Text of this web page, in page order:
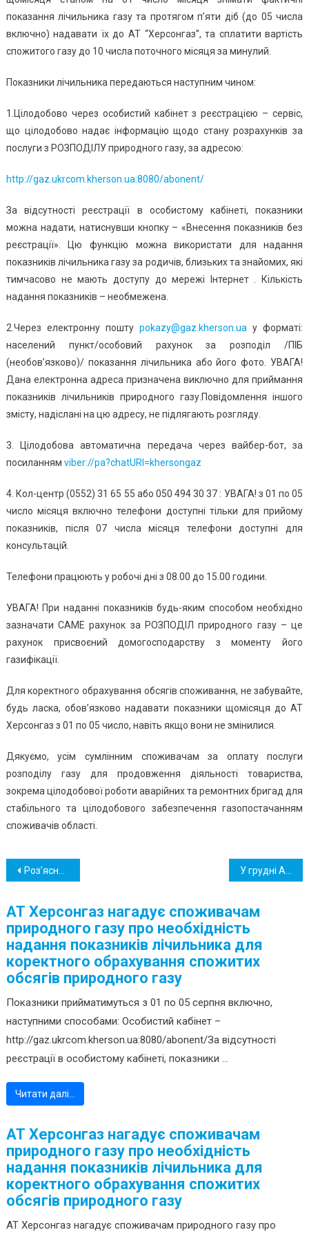
показання лічильника газу та протягом п’яти діб (до 05 числа
включно) надавати їх до АТ “Херсонгаз”, та сплатити вартість
спожитого газу до 10 числа поточного місяця за минулий.
Показники лічильника передаються наступним чином:
1.Цілодобово через особистий кабінет з реєстрацією – сервіс,
що цілодобово надає інформацію щодо стану розрахунків за
послуги з РОЗПОДІЛУ природного газу, за адресою:
http://gaz.ukrcom.kherson.ua:8080/abonent/
За відсутності реєстрації в особистому кабінеті, показники
можна надати, натиснувши кнопку – «Внесення показників без
реєстрації». Цю функцію можна використати для надання
показників лічильника газу за родичів, близьких та знайомих, які
тимчасово не мають доступу до мережі Інтернет . Кількість
надання показників – необмежена.
2.Через електронну поштуpokazy@gaz.kherson.ua у форматі:
населений пункт/особовий рахунок за розподіл /ПІБ
(необов’язково)/ показання лічильника або його фото. УВАГА!
Дана електронна адреса призначена виключно для приймання
показників лічильників природного газу.Повідомлення іншого
змісту, надіслані на цю адресу, не підлягають розгляду.
3. Цілодобова автоматична передача через вайбер-бот, за
посиланням viber://pa?chatURI=khersongaz
4. Кол-центр (0552) 31 65 55 або 050 494 30 37 : УВАГА! з 01 по 05
число місяця включно телефони доступні тільки для прийому
показників, після 07 числа місяця телефони доступні для
консультацій.
Телефони працюють у робочі дні з 08.00 до 15.00 години.
УВАГА! При наданні показників будь-яким способом необхідно
зазначати САМЕ рахунок за РОЗПОДІЛ природного газу – це
рахунок присвоєний домогосподарству з моменту його
газифікації.
Для коректного обрахування обсягів споживання, не забувайте,
будь ласка, обов’язково надавати показники щомісяця до АТ
Херсонгаз з 01 по 05 число, навіть якщо вони не змінилися.
Дякуємо, усім сумлінним споживачам за оплату послуги
розподілу газу для продовження діяльності товариства,
зокрема цілодобової роботи аварійних та ремонтних бригад для
стабільного та цілодобового забезпечення газопостачанням
споживачів області.
Навігація
Роз’яснювальна інформація щодо розподілу природного газу на 2022 календарний рік!
АТ Херсонгаз нагадує споживачам
природного газу про необхідність
надання показників лічильника для
коректного обрахування спожитих
обсягів природного газу
Показники прийматимуться з 01 по 05 серпня включно,
наступними способами: Особистий кабінет –
http://gaz.ukrcom.kherson.ua:8080/abonent/За відсутності
реєстрації в особистому кабінеті, показники ...
Читати далі…
АТ Херсонгаз нагадує споживачам
природного газу про необхідність
надання показників лічильника для
коректного обрахування спожитих
обсягів природного газу
АТ Херсонгаз нагадує споживачам природного газу про